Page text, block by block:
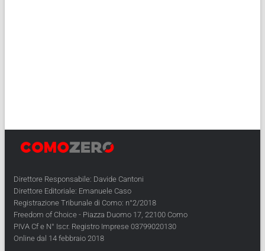
Direttore Responsabile: Davide Cantoni
Direttore Editoriale: Emanuele Caso
Registrazione Tribunale di Como: n°2/2018
Freedom of Choice - Piazza Duomo 17, 22100 Como
PIVA Cf e N° Iscr. Registro Imprese 03799020130
Online dal 14 febbraio 2018